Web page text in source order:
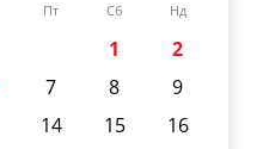
Пт Сб Нд
1
2
7 8
9
14 15
16